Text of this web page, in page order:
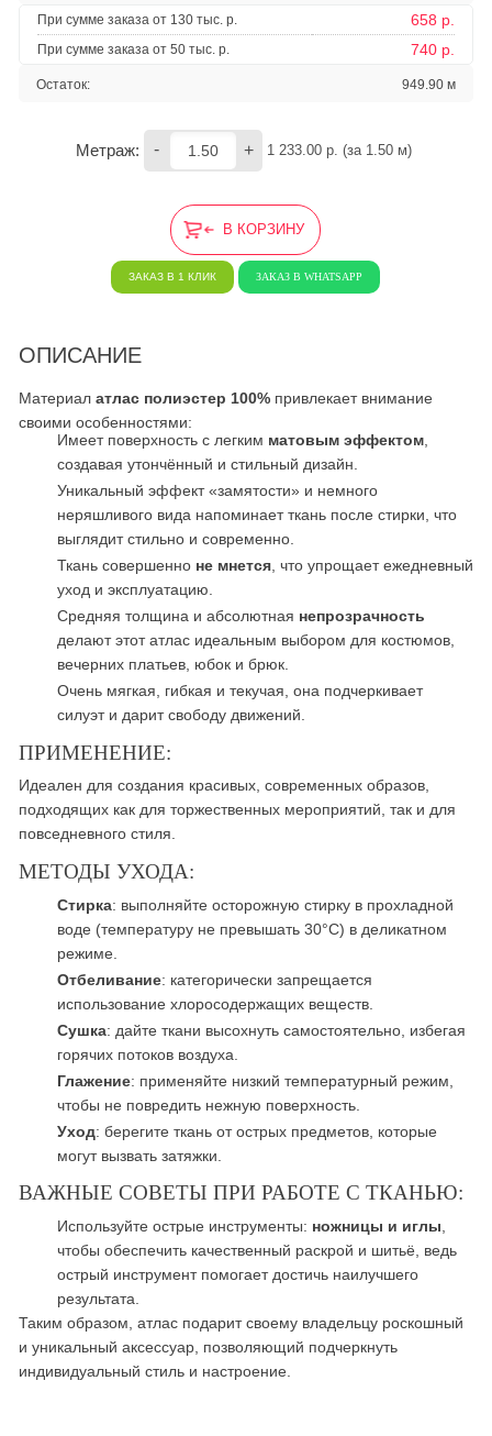
При сумме заказа от 130 тыс. р. 658 р.
При сумме заказа от 50 тыс. р. 740 р.
Остаток: 949.90 м
Метраж: - + 1 233.00 р. (за 1.50 м)
В КОРЗИНУ
ЗАКАЗ В 1 КЛИК ЗАКАЗ В WHATSAPP
ОПИСАНИЕ
Материал атлас полиэстер 100%привлекает внимание
своими особенностями:
Имеет поверхность с легким матовым эффектом,
создавая утончённый и стильный дизайн.
Уникальный эффект «замятости» и немного
неряшливого вида напоминает ткань после стирки, что
выглядит стильно и современно.
Ткань совершенно не мнется, что упрощает ежедневный
уход и эксплуатацию.
Средняя толщина и абсолютная непрозрачность
делают этот атлас идеальным выбором для костюмов,
вечерних платьев, юбок и брюк.
Очень мягкая, гибкая и текучая, она подчеркивает
силуэт и дарит свободу движений.
ПРИМЕНЕНИЕ:
Идеален для создания красивых, современных образов,
подходящих как для торжественных мероприятий, так и для
повседневного стиля.
МЕТОДЫ УХОДА:
Стирка: выполняйте осторожную стирку в прохладной
воде (температуру не превышать 30°C) в деликатном
режиме.
Отбеливание: категорически запрещается
использование хлоросодержащих веществ.
Сушка: дайте ткани высохнуть самостоятельно, избегая
горячих потоков воздуха.
Глажение: применяйте низкий температурный режим,
чтобы не повредить нежную поверхность.
Уход: берегите ткань от острых предметов, которые
могут вызвать затяжки.
ВАЖНЫЕ СОВЕТЫ ПРИ РАБОТЕ С ТКАНЬЮ:
Используйте острые инструменты: ножницы и иглы
чтобы обеспечить качественный раскрой и шитьё, ведь
острый инструмент помогает достичь наилучшего
результата.
Таким образом, атлас подарит своему владельцу роскошный
и уникальный аксессуар, позволяющий подчеркнуть
индивидуальный стиль и настроение.